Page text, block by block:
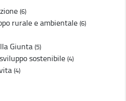
(6)
rurale e ambientale (6)
Giunta (5)
sostenibile (4)
(4)